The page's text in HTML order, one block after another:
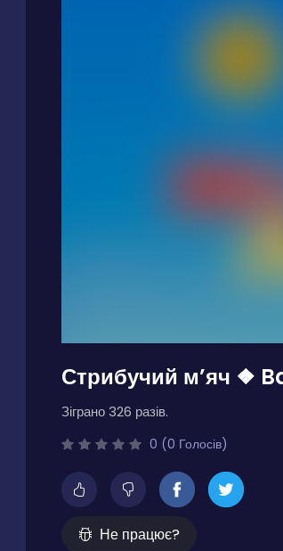
Стрибучий м’яч ❖
Зіграно 326 разів.
0 (0 Голосів)
Не працює?